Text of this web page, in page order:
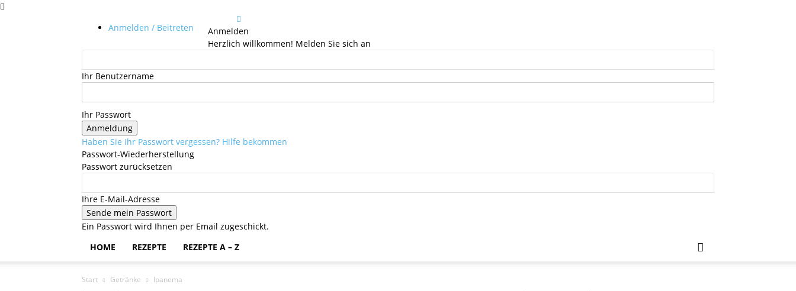
Anmelden / Beitreten
Anmelden
Herzlich willkommen! Melden Sie sich an
Ihr Benutzername
Ihr Passwort
Haben Sie Ihr Passwort vergessen? Hilfe bekommen
Passwort-Wiederherstellung
Passwort zurücksetzen
Ihre E-Mail-Adresse
Ein Passwort wird Ihnen per Email zugeschickt.
HOME
REZEPTE REZEPTE A – Z
Start Getränke Ipanema